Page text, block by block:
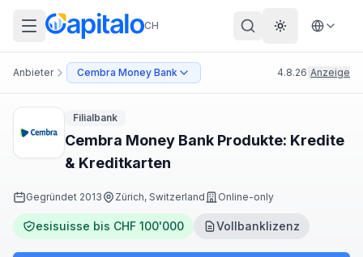
CH Theme
Anbieter Cembra Money Bank 4.8.26 Anzeige
Filialbank
Cembra Money Bank Produkte: Kredite
& Kreditkarten
Gegründet 2013 Zürich, Switzerland Online-only
esisuisse bis CHF 100'000 Vollbanklizenz